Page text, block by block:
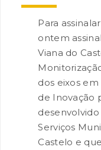
Para
ontem
Viana do
dos eixos
de Inovação
Serviços
Castelo e